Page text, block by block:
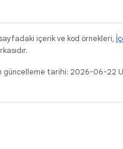
içerik ve kod örnekleri,
güncelleme tarihi: 2026-06-22